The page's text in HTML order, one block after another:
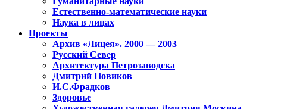
Естественно-математические науки
Наука в лицах
Проекты
Архив «Лицея». 2000 — 2003
Русский Север
Архитектура Петрозаводска
Дмитрий Новиков
И.С.Фрадков
Здоровье